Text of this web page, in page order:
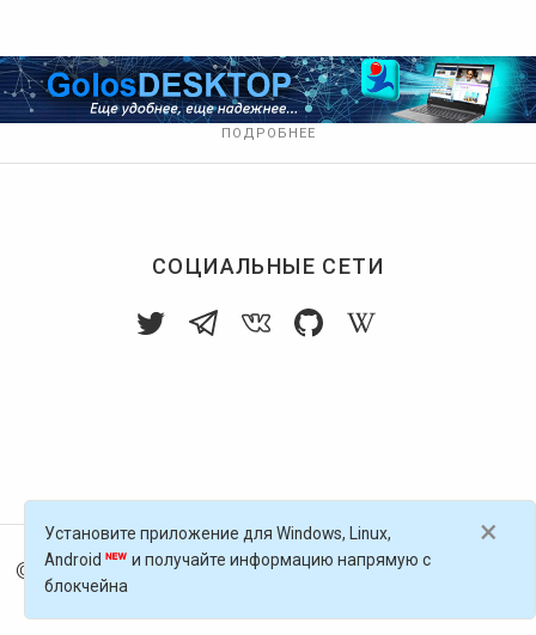
ПОДРОБНЕЕ
СОЦИАЛЬНЫЕ СЕТИ
© 2016-2026Голос Блоги — децентрализованная п
латформа, работающая на блокчейне Golos
×
Установите приложение для Windows, Linux,
Android
и получайте информацию напрямую с
блокчейна